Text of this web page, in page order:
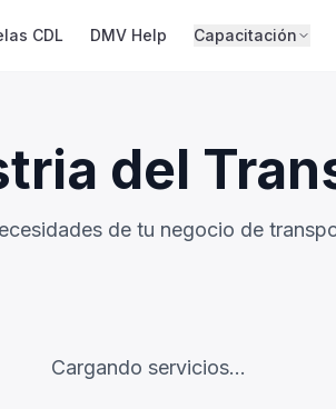
CDL DMV Help Capacitación
del
de tu negocio de
Cargando servicios...